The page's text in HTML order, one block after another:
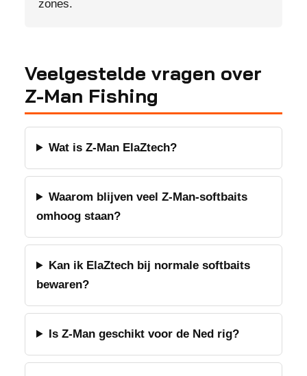
zones.
Veelgestelde vragen over
Z-Man Fishing
Wat is Z-Man ElaZtech?
Waarom blijven veel Z-Man-softbaits
omhoog staan?
Kan ik ElaZtech bij normale softbaits
bewaren?
Is Z-Man geschikt voor de Ned rig?